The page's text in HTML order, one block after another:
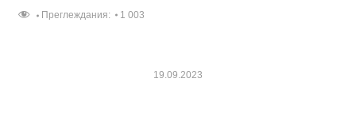
Преглеждания: 1 003
19.09.2023